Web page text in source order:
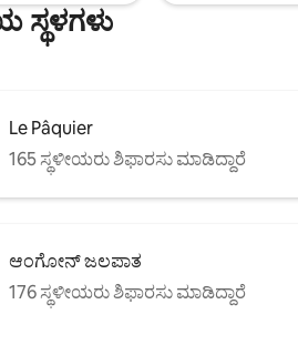
ಸ್ಥಳಗಳು
Le Pâquier
165 ಸ್ಥಳೀಯರು ಶಿಫಾರಸು ಮಾಡಿದ್ದಾರೆ
ಆಂಗೋನ್ ಜಲಪಾತ
176 ಸ್ಥಳೀಯರು ಶಿಫಾರಸು ಮಾಡಿದ್ದಾರೆ